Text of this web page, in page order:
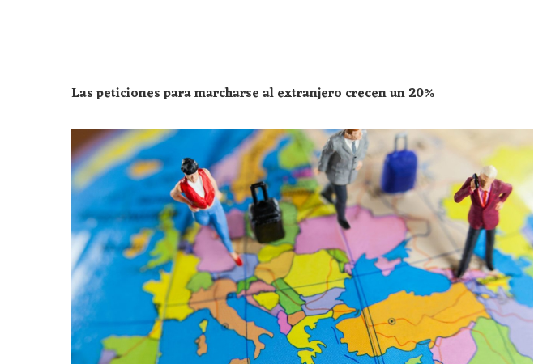
Las peticiones para marcharse al extranjero crecen un 20%